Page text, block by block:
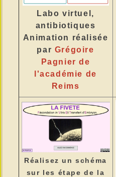
Labo virtuel,
antibiotiques
Animation réalisée
par Grégoire
Pagnier de
l'académie de
Reims
Réalisez un schéma
sur les étape de la